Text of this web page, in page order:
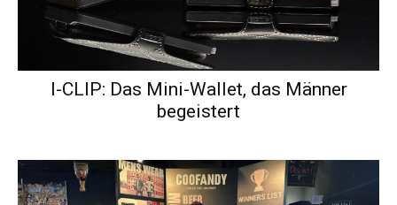
I-CLIP: Das Mini-Wallet, das Männer
begeistert